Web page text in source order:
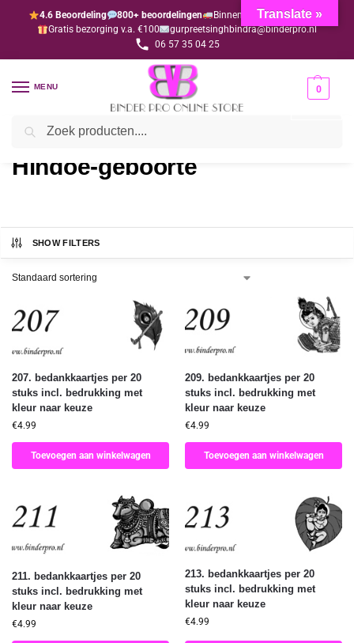
4.6 Beoordeling 800+ beoordelingen
Binnen 1-3 dagen geleverd
Gratis bezorging v.a. €100
gurpreetsinghbindra@binderpro.nl
06 57 35 04 25
MENU 0
Home Bedankjesafdeling
Hindoe-geboorte
SHOW FILTERS
207. bedankkaartjes per 20
stuks incl. bedrukking met
kleur naar keuze
€4.99
Toevoegen aan winkelwagen
209. bedankkaartjes per 20
stuks incl. bedrukking met
kleur naar keuze
€4.99
Toevoegen aan winkelwagen
211. bedankkaartjes per 20
stuks incl. bedrukking met
kleur naar keuze
€4.99
213. bedankkaartjes per 20
stuks incl. bedrukking met
kleur naar keuze
€4.99
Translate »